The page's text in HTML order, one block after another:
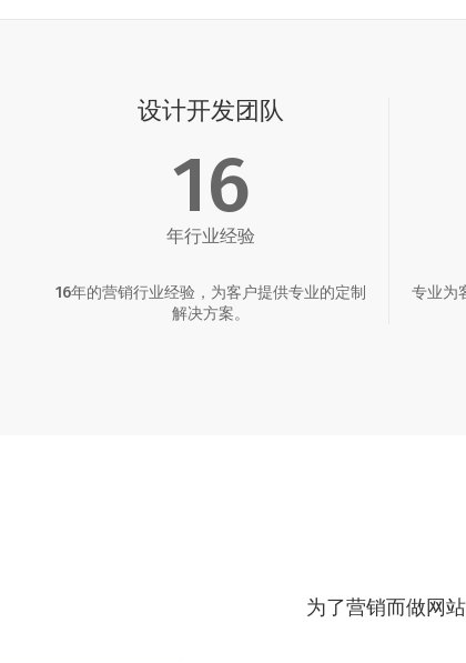
设计开发团队
16
年行业经验
16年的营销行业经验，为客户提供专业的定制
解决方案。
专业为
为了营销而做网